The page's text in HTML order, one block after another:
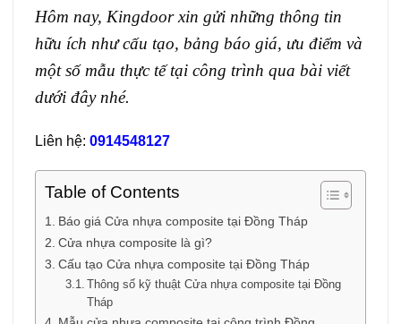
Hôm nay, Kingdoor xin gửi những thông tin
hữu ích như cấu tạo, bảng báo giá, ưu điểm và
một số mẫu thực tế tại công trình qua bài viết
dưới đây nhé.
Liên hệ: 0914548127
Table of Contents
Báo giá Cửa nhựa composite tại Đồng Tháp
Cửa nhựa composite là gì?
Cấu tạo Cửa nhựa composite tại Đồng Tháp
Thông số kỹ thuật Cửa nhựa composite tại Đồng
Tháp